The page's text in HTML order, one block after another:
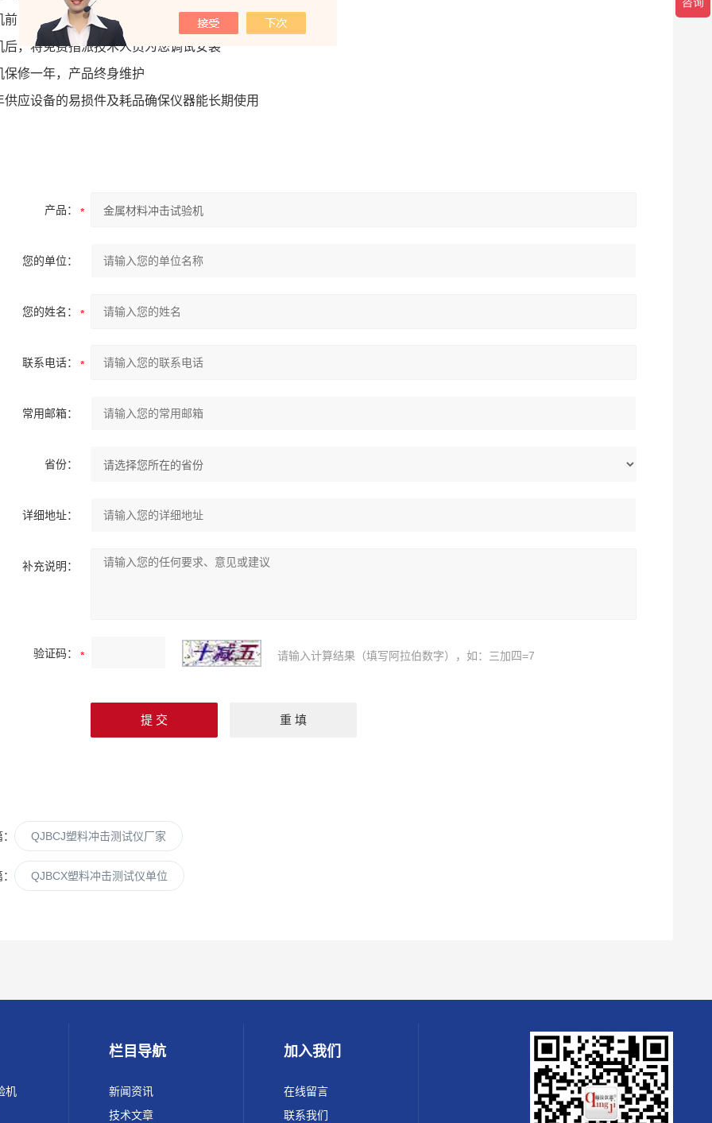
前，我们专门派技术人员为您设计*的流程和方案
后，将免费指派技术人员为您调试安装
保修一年，产品终身维护
供应设备的易损件及耗品确保仪器能长期使用
产品：
您的单位：
您的姓名：
联系电话：
常用邮箱：
省份：
详细地址：
补充说明：
验证码： 请输入计算结果（填写阿拉伯数字），如：三加四=7
QJBCJ塑料冲击测试仪厂家
QJBCX塑料冲击测试仪单位
机
栏目导航
新闻资讯
技术文章
加入我们
在线留言
联系我们